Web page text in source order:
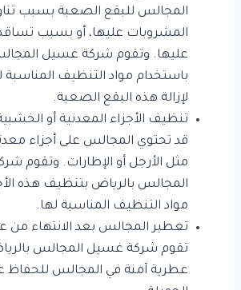
المجالس للبقع الصعبة بسبب
المشروبات عليها، أو بسبب تساقط
عليها. وتقوم شركة غسيل
باستخدام مواد التنظيف
لإزالة هذه البقع الصعبة.
تنظيف الأجزاء المعدنية أو
قد تحتوي المجالس على أجزاء
مثل الأرجل أو الإطارات. وتقوم
المجالس بالرياض بتنظيف هذه
مواد التنظيف المناسبة لها.
تعطير المجالس بعد الانتهاء من
تقوم شركة غسيل المجالس
عطرية آمنة في المجالس للحفاظ